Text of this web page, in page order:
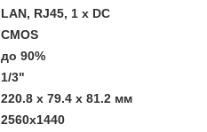
LAN, RJ45, 1 x DC
CMOS
до 90%
1/3"
220.8 x 79.4 x 81.2 мм
2560x1440